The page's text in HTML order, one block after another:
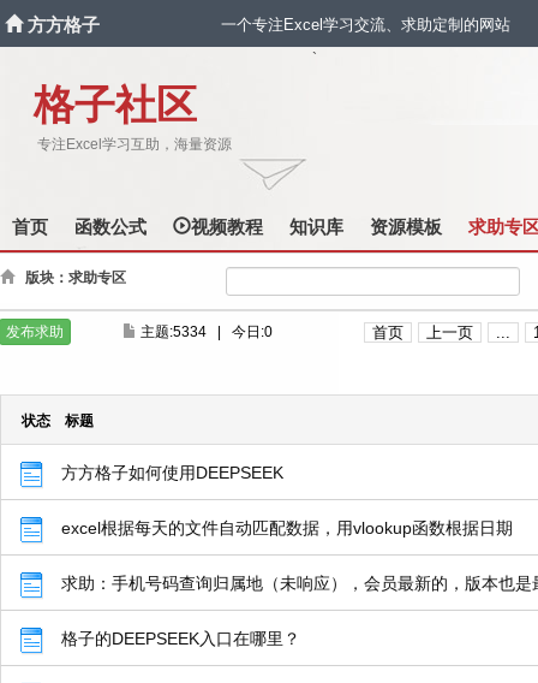
方方格子 一个专注Excel学习交流、求助定制的网站
格子社区
专注Excel学习互助，海量资源
`
首页 函数公式 视频教程 知识库 资源模板 求助专
版块：求助专区
发布求助 主题:5334 |今日:0 首页 上一页 ...
状态 标题
方方格子如何使用DEEPSEEK
excel根据每天的文件自动匹配数据，用vlookup函数根据日期
求助：手机号码查询归属地（未响应），会员最新的，版本也是
格子的DEEPSEEK入口在哪里？